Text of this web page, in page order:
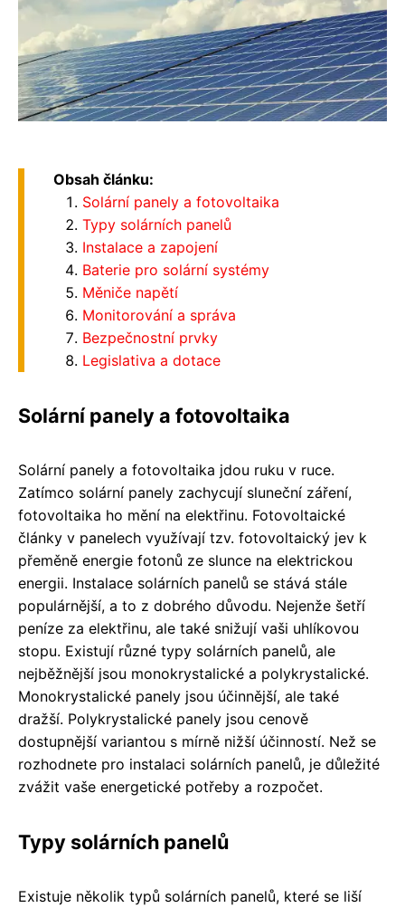
Obsah článku:
Solární panely a fotovoltaika
Typy solárních panelů
Instalace a zapojení
Baterie pro solární systémy
Měniče napětí
Monitorování a správa
Bezpečnostní prvky
Legislativa a dotace
Solární panely a fotovoltaika
Solární panely a fotovoltaika jdou ruku v ruce.
Zatímco solární panely zachycují sluneční záření,
fotovoltaika ho mění na elektřinu. Fotovoltaické
články v panelech využívají tzv. fotovoltaický jev k
přeměně energie fotonů ze slunce na elektrickou
energii. Instalace solárních panelů se stává stále
populárnější, a to z dobrého důvodu. Nejenže šetří
peníze za elektřinu, ale také snižují vaši uhlíkovou
stopu. Existují různé typy solárních panelů, ale
nejběžnější jsou monokrystalické a polykrystalické.
Monokrystalické panely jsou účinnější, ale také
dražší. Polykrystalické panely jsou cenově
dostupnější variantou s mírně nižší účinností. Než se
rozhodnete pro instalaci solárních panelů, je důležité
zvážit vaše energetické potřeby a rozpočet.
Typy solárních panelů
Existuje několik typů solárních panelů, které se liší